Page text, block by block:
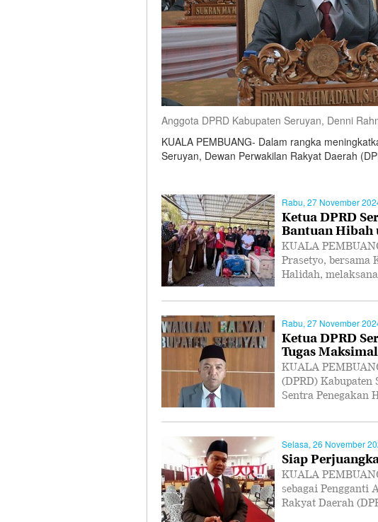
Anggota DPRD Kabupaten Seruyan, Denni
KUALA PEMBUANG- Dalam rangka
Seruyan, Dewan Perwakilan Rakyat Daerah
Rabu, 27 November
Ketua DPRD
Bantuan Hibah
KUALA
Prasetyo, bersama
Halidah,
Rabu, 27 November
Ketua DPRD
Tugas
KUALA
(DPRD)
Sentra Penegakan
Selasa, 26 November
Siap
KUALA
sebagai Pengganti
Rakyat Daerah